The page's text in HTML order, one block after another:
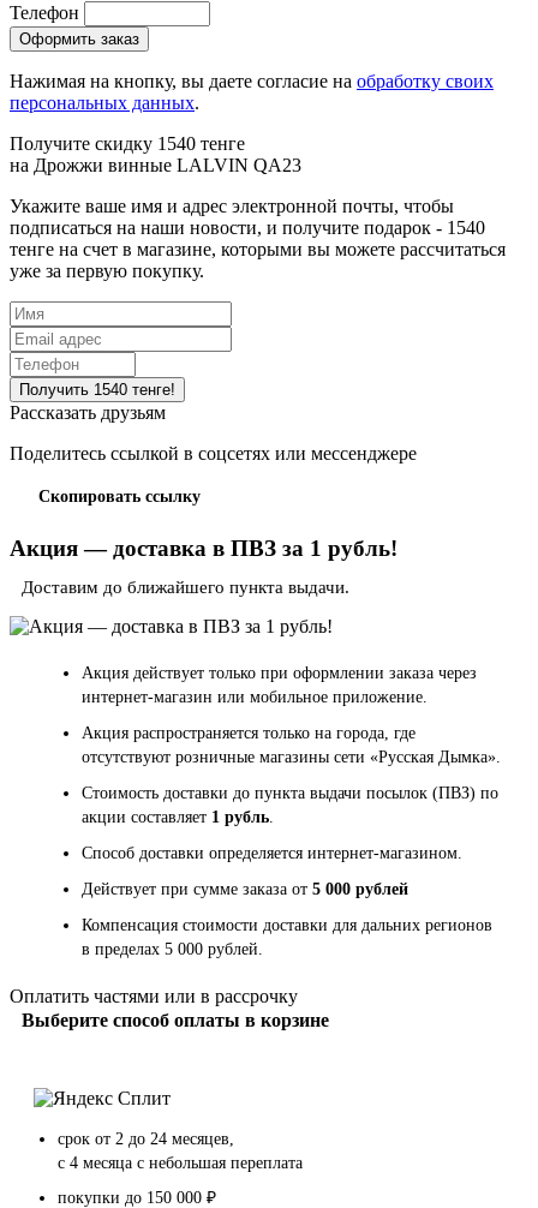
Телефон
Нажимая на кнопку, вы даете согласие на обработку своих
персональных данных.
Получите скидку 1540 тенге
на Дрожжи винные LALVIN QA23
Укажите ваше имя и адрес электронной почты, чтобы
подписаться на наши новости, и получите подарок - 1540
тенге на счет в магазине, которыми вы можете рассчитаться
уже за первую покупку.
Рассказать друзьям
Поделитесь ссылкой в соцсетях или мессенджере
Скопировать ссылку
Акция — доставка в ПВЗ за 1 рубль!
Доставим до ближайшего пункта выдачи.
Акция действует только при оформлении заказа через
интернет-магазин или мобильное приложение.
Акция распространяется только на города, где
отсутствуют розничные магазины сети «Русская Дымка».
Стоимость доставки до пункта выдачи посылок (ПВЗ) по
акции составляет 1 рубль
Способ доставки определяется интернет-магазином.
Действует при сумме заказа от 5 000 рублей
Компенсация стоимости доставки для дальних регионов
в пределах 5 000 рублей.
Оплатить частями или в рассрочку
Выберите способ оплаты в корзине
срок от 2 до 24 месяцев,
с 4 месяца с небольшая переплата
покупки до 150 000 ₽